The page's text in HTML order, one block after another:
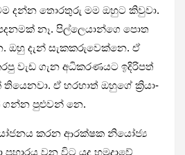
දන්න තොර­තුරු මම ඔහුට කිවුවා.
නෑ. පිල්ලෙ­යාන්ගෙ පොත
ඔහු දැන් සැක­ක­රු­වෙක්නෙ. ඒ
වැඩ ගැන අධි­ක­ර­ණ­යට ඉදි­රි­පත්
ඒ හර­හාත් ඔහුගේ ක්‍රියා­
ගන්න පුළු­වන් නෙ.
කරන ආර­ක්ෂක නියෝජ්‍ය
ප්‍රහා­රය වන විට යුද හමු­දාවේ